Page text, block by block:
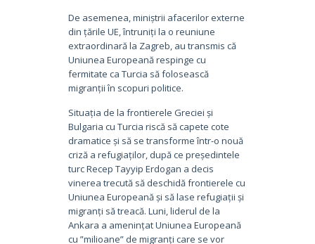
De asemenea, miniștrii afacerilor externe
din țările UE, întruniți la o reuniune
extraordinară la Zagreb, au transmis că
Uniunea Europeană respinge cu
fermitate ca Turcia să folosească
migranții în scopuri politice.
Situația de la frontierele Greciei și
Bulgaria cu Turcia riscă să capete cote
dramatice și să se transforme într-o nouă
criză a refugiaților, după ce președintele
turc Recep Tayyip Erdogan a decis
vinerea trecută să deschidă frontierele cu
Uniunea Europeană și să lase refugiații și
migranți să treacă. Luni, liderul de la
Ankara a amenințat Uniunea Europeană
cu ”milioane” de migranți care se vor